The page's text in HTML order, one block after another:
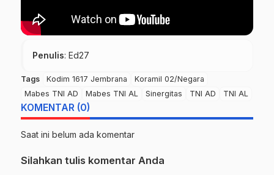
Penulis: Ed27
Tags Kodim 1617 Jembrana
Koramil 02/Negara
Mabes TNI AD
Mabes TNI AL Sinergitas TNI AD TNI AL
KOMENTAR (0)
Saat ini belum ada komentar
Silahkan tulis komentar Anda